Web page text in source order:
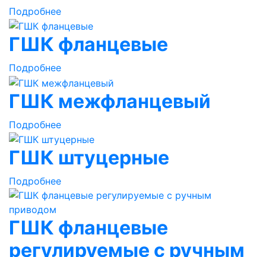
Подробнее
ГШК фланцевые
Подробнее
ГШК межфланцевый
Подробнее
ГШК штуцерные
Подробнее
ГШК фланцевые
регулируемые с ручным